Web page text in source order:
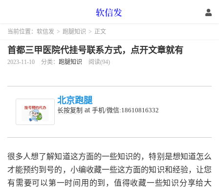
当前位置： 软信发 > 跑腿知识 > 正文
首都三甲医院代挂号联系方式，点开文章就有
2023-11-10 分类： 跑腿知识 阅读(94)
北京跑腿
长按复制 at 手机/微信:18610816332
很多人想了解知道这方面的一些知识的，特别是想知道怎么
才能预约到号的，小编收藏一些这方面的知识和经验，让您
有需要可以第一时间用的到，值得收藏一些知识分享给大